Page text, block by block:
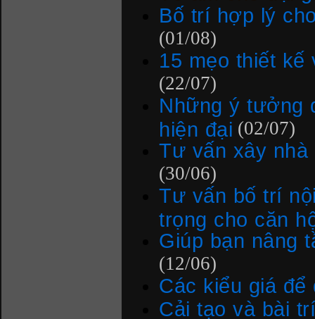
Bố trí hợp lý
(01/08)
15 mẹo thiết kế
(22/07)
Những ý tưởng
hiện đại (02/07)
Tư vấn xây nhà
(30/06)
Tư vấn bố trí
trọng cho căn
Giúp bạn nâng
(12/06)
Các kiểu giá
Cải tạo và bài